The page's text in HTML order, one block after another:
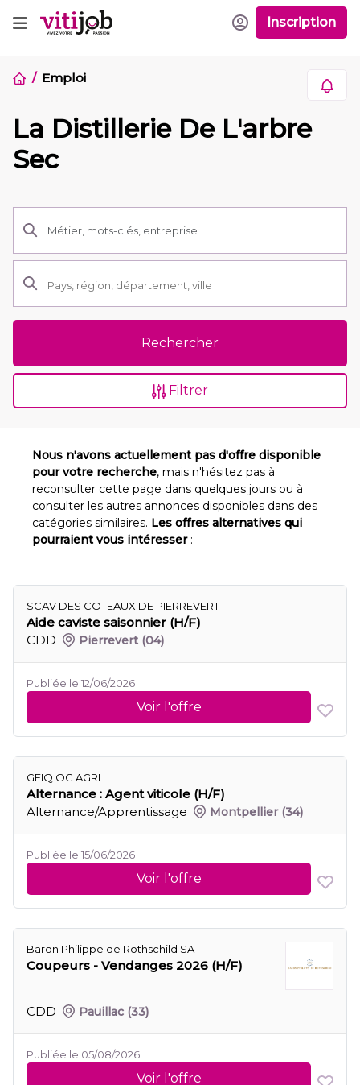
Inscription
Emploi
La Distillerie De L'arbre
Sec
Rechercher
Filtrer
Nous n'avons actuellement pas d'offre disponible
pour votre recherche, mais n'hésitez pas à
reconsulter cette page dans quelques jours ou à
consulter les autres annonces disponibles dans des
catégories similaires. Les offres alternatives qui
pourraient vous intéresser:
SCAV DES COTEAUX DE PIERREVERT
Aide caviste saisonnier (H/F)
CDD
Pierrevert (04)
Publiée le 12/06/2026
Voir l'offre
GEIQ OC AGRI
Alternance : Agent viticole (H/F)
Alternance/Apprentissage
Montpellier (34)
Publiée le 15/06/2026
Voir l'offre
Baron Philippe de Rothschild SA
Coupeurs - Vendanges 2026 (H/F)
CDD Pauillac (33)
Publiée le 05/08/2026
Voir l'offre